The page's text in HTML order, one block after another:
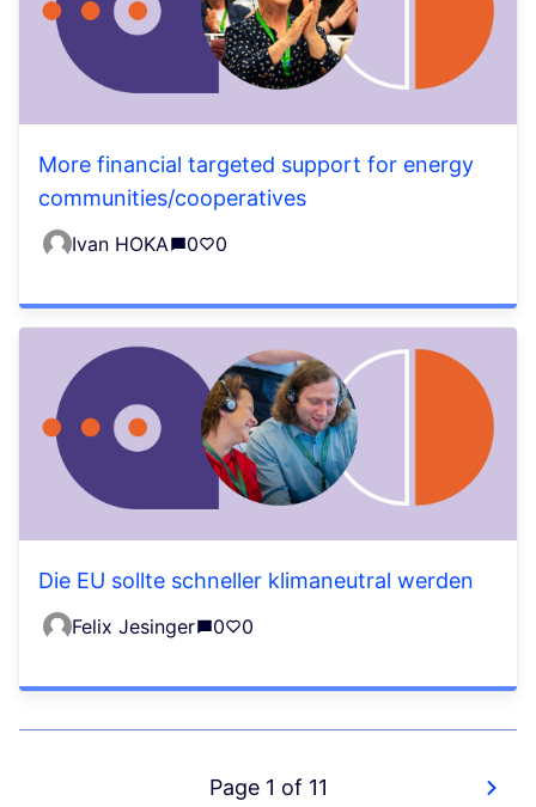
More financial targeted support for energy
communities/cooperatives
Ivan HOKA 0 0
Die EU sollte schneller klimaneutral werden
Felix Jesinger 0 0
Page 1 of 11